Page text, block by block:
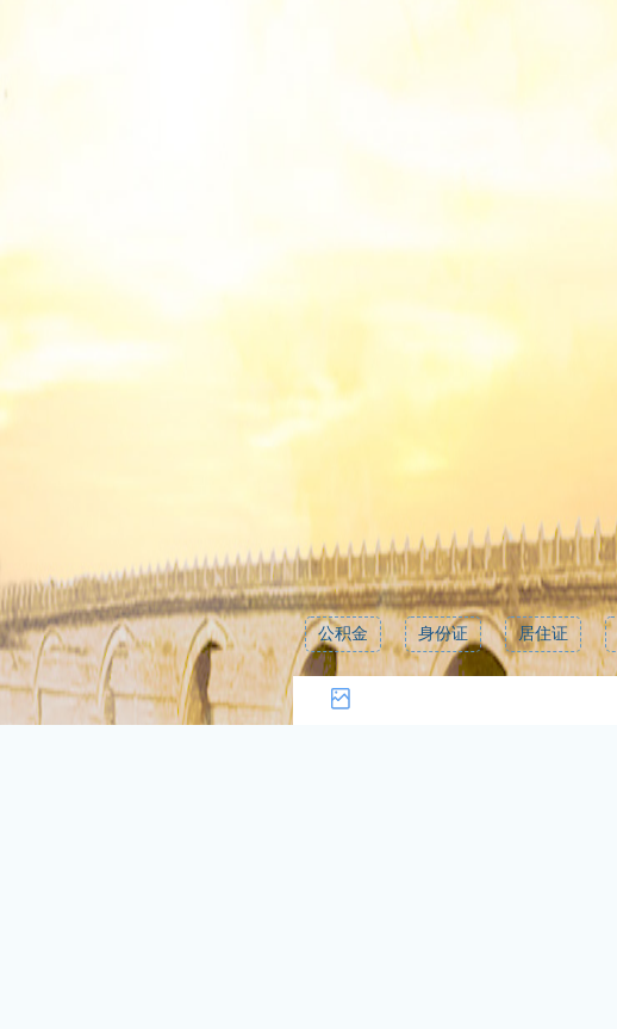
公积金 身份证 居住证